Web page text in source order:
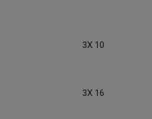
3X 10
3X 16